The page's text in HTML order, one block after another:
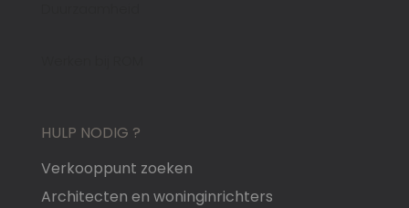
HULP NODIG ?
Verkooppunt zoeken
Architecten en woninginrichters